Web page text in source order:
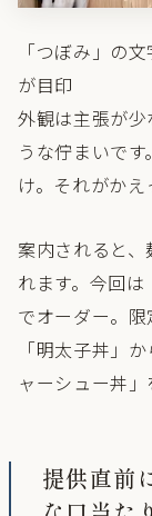
「つぼみ」の
が目印
外観は主張が
うな佇まいで
け。それがかえ
案内されると
れます。今回は
でオーダー。
「明太子丼」
ャーシュー丼」
提供直前